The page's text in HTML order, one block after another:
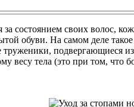
состоянием своих волос,
обуви. На самом деле
подвергающиеся
весу тела (это при том, что